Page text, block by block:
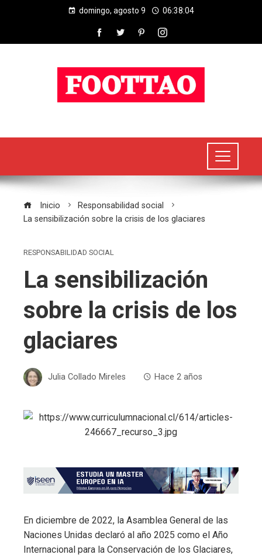
domingo, agosto 9 06:38:04
Inicio
Responsabilidad social
La sensibilización sobre la crisis de los glaciares
RESPONSABILIDAD SOCIAL
La sensibilización
sobre la crisis de los
glaciares
Julia Collado Mireles Hace 2 años
En diciembre de 2022, la Asamblea General de las
Naciones Unidas declaró al año 2025 como el Año
Internacional para la Conservación de los Glaciares,